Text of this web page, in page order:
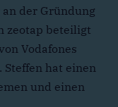
an der Gründung
zeotap beteiligt
Vodafones
hat einen
und einen